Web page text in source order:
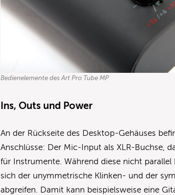
Bedienelemente des Art Pro Tube MP
Ins, Outs und Power
An der Rückseite des Desktop-Gehäuses
Anschlüsse: Der Mic-Input als XLR-Buchse,
für Instrumente. Während diese nicht
sich der unymmetrische Klinken- und der
abgreifen. Damit kann beispielsweise eine